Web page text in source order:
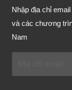
Nhập địa chỉ
và các chương
Nam